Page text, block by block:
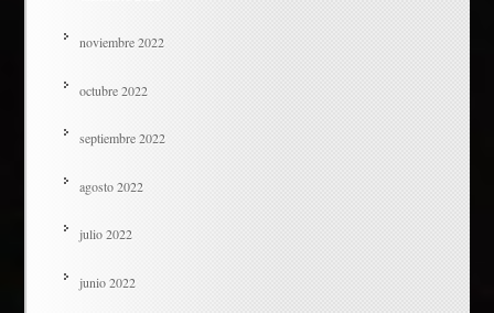
noviembre 2022
octubre 2022
septiembre 2022
agosto 2022
julio 2022
junio 2022